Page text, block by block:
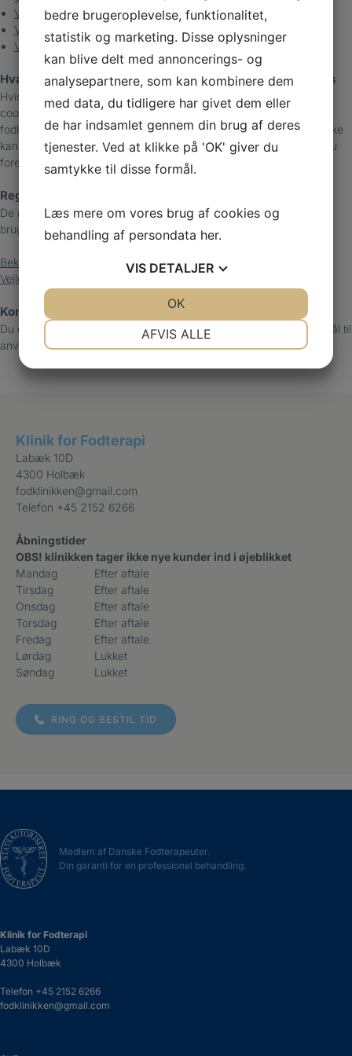
Vejledning i at slette cookies på Opera browser
Vejledning i at slette cookies på iPad, iPhone, iPod touch
Vejledning i at slette cookies fra Windows Phone
Hvad sker der hvis du ikke accepterer eller sletter cookies
Hvis du vælger at blokere for alle cookies eller sletter eksisterende
cookies på din computer, kan du stadig læse tekst på
fodklinikholbæk.dk. Dog kan der være funktioner og services du ikke
kan bruge, fordi de forudsætter, at webstedet kan huske de valg du
foretager.
Regler
De regler, der gælder for Klinik for Fodterapi, Labæk 10 D, Holbæk
brug af cookies, findes nedenfor.
Bekendtgørelse om cookies
Vejledning om cookies
Kontakt
Du er velkommen til at kontakte os hvis du har yderligere spørgsmål til
anvendelsen af cookies på fodklinikholbæk.dk.
Klinik for Fodterapi
Labæk 10D
4300 Holbæk
fodklinikken@gmail.com
Telefon +45 2152 6266
Åbningstider
OBS! klinikken tager ikke nye kunder ind i øjeblikket
Mandag
Efter aftale
Tirsdag
Efter aftale
Onsdag
Efter aftale
Torsdag
Efter aftale
Fredag
Efter aftale
Lørdag
Lukket
Søndag
Lukket
RING OG BESTIL TID
Medlem af Danske Fodterapeuter.
Din garanti for en professionel behandling.
Klinik for Fodterapi
Labæk 10D
4300 Holbæk
Telefon +45 2152 6266
fodklinikken@gmail.com
bedre brugeroplevelse, funktionalitet,
statistik og marketing. Disse oplysninger
kan blive delt med annoncerings- og
analysepartnere, som kan kombinere dem
med data, du tidligere har givet dem eller
de har indsamlet gennem din brug af deres
tjenester. Ved at klikke på 'OK' giver du
samtykke til disse formål.
Læs mere om vores brug af cookies og
behandling af persondata her.
VIS DETALJER
AFVIS ALLE
OK